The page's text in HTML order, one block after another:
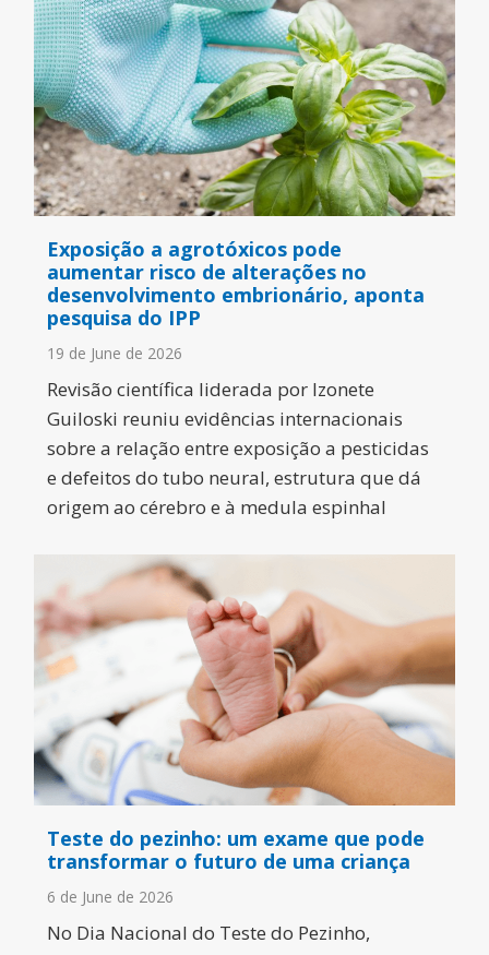
Exposição a agrotóxicos pode
aumentar risco de alterações no
desenvolvimento embrionário, aponta
pesquisa do IPP
19 de June de 2026
Revisão científica liderada por Izonete
Guiloski reuniu evidências internacionais
sobre a relação entre exposição a pesticidas
e defeitos do tubo neural, estrutura que dá
origem ao cérebro e à medula espinhal
Teste do pezinho: um exame que pode
transformar o futuro de uma criança
6 de June de 2026
No Dia Nacional do Teste do Pezinho,